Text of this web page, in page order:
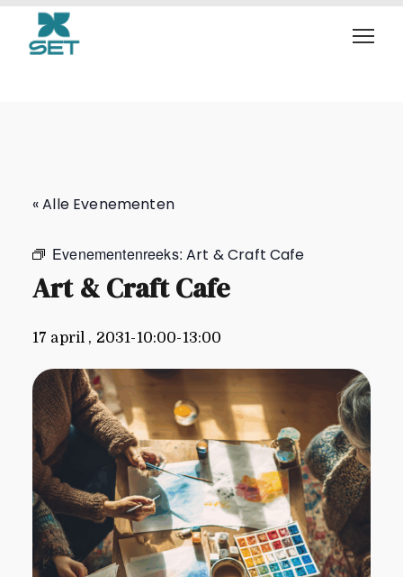
Art & Craft Cafe
« Alle Evenementen
Evenementenreeks:Art & Craft Cafe
Art & Craft Cafe
17 april , 2031-10:00-13:00